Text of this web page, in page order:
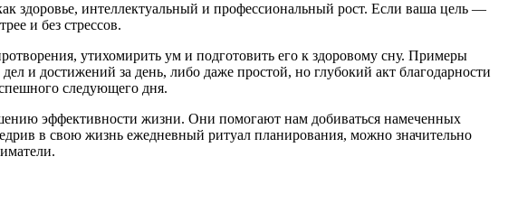
здоровье, интеллектуальный и профессиональный рост. Если ваша цель —
и без стрессов.
утихомирить ум и подготовить его к здоровому сну. Примеры
и достижений за день, либо даже простой, но глубокий акт благодарности
следующего дня.
эффективности жизни. Они помогают нам добиваться намеченных
в свою жизнь ежедневный ритуал планирования, можно значительно